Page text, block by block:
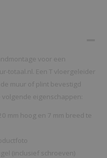
voor een
totaal.nl. Een T vloergeleider
muur of plint bevestigd
eigenschappen:
mm hoog en 7 mm breed te
(inclusief schroeven)